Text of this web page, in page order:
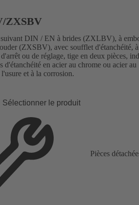
ZXSBV
suivant DIN / EN à brides (ZXLBV), à
(ZXSBV), avec soufflet d'étanchéité,
ou de réglage, tige en deux pièces,
d'étanchéité en acier au chrome ou acier au
et à la corrosion.
Sélectionner le produit
Pièces